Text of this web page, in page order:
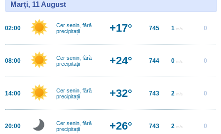
Marţi, 11 August
02:00
Cer senin, fără
precipitații
+17° 745 1 m/s 0
08:00
Cer senin, fără
precipitații
+24° 744 0 m/s 0
14:00
Cer senin, fără
precipitații
+32° 743 2 m/s 0
20:00
Cer senin, fără
precipitații
+26° 743 2 m/s 0